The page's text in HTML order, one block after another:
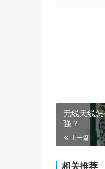
无线天线
强？
上一篇
相关推荐